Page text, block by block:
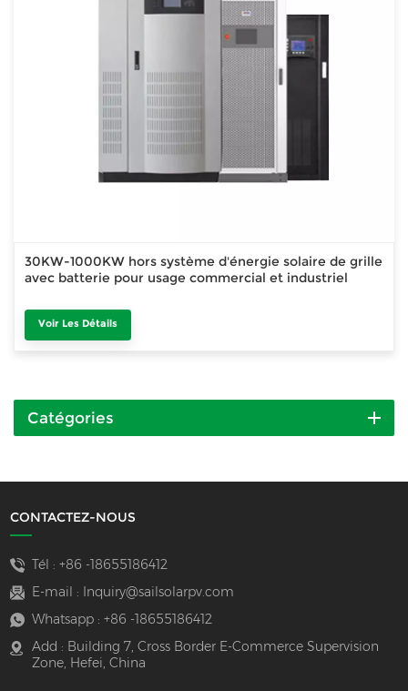
30KW-1000KW hors système d'énergie solaire de grille
avec batterie pour usage commercial et industriel
Voir Les Détails
Catégories
CONTACTEZ-NOUS
Tél : +86 -18655186412
E-mail :
Inquiry@sailsolarpv.com
Whatsapp : +86 -18655186412
Add : Building 7, Cross Border E-Commerce Supervision
Zone, Hefei, China